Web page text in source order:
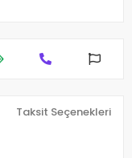
Taksit Seçenekleri